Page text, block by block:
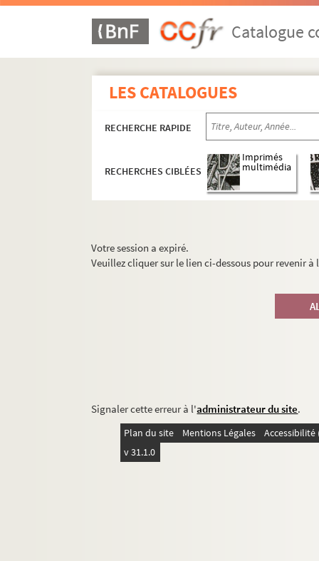
Catalogue
LES CATALOGUES
RECHERCHE RAPIDE
RECHERCHES CIBLÉES
Imprimés
multimédia
Votre session a expiré.
Veuillez cliquer sur le lien ci-dessous pour revenir
Signaler cette erreur à l'administrateur du site.
Plan du site Mentions Légales
v 31.1.0